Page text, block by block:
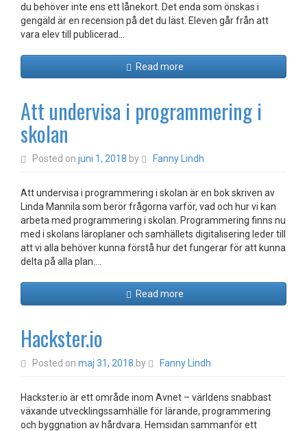
du behöver inte ens ett lånekort. Det enda som önskas i
gengäld är en recension på det du läst. Eleven går från att
vara elev till publicerad…
Read more
Att undervisa i programmering i
skolan
Posted on juni 1, 2018 by Fanny Lindh
Att undervisa i programmering i skolan är en bok skriven av
Linda Mannila som berör frågorna varför, vad och hur vi kan
arbeta med programmering i skolan. Programmering finns nu
med i skolans läroplaner och samhällets digitalisering leder till
att vi alla behöver kunna förstå hur det fungerar för att kunna
delta på alla plan.…
Read more
Hackster.io
Posted on maj 31, 2018 by Fanny Lindh
Hackster.io är ett område inom Avnet – världens snabbast
växande utvecklingssamhälle för lärande, programmering
och byggnation av hårdvara. Hemsidan sammanför ett